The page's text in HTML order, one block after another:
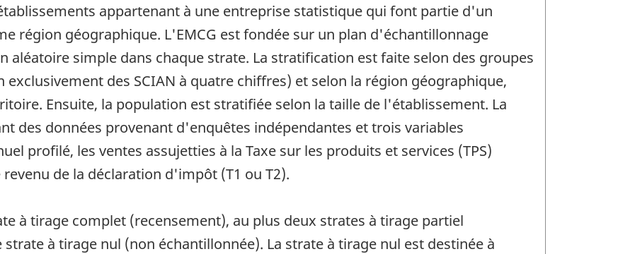
appartenant à une entreprise statistique qui font partie d'un
région géographique. L'EMCG est fondée sur un plan d'échantillonnage
aléatoire simple dans chaque strate. La stratification est faite selon des groupes
des SCIAN à quatre chiffres) et selon la région géographique,
Ensuite, la population est stratifiée selon la taille de l'établissement. La
des données provenant d'enquêtes indépendantes et trois variables
profilé, les ventes assujetties à la Taxe sur les produits et services (TPS)
de la déclaration d'impôt (T1 ou T2).
à tirage complet (recensement), au plus deux strates à tirage partiel
à tirage nul (non échantillonnée). La strate à tirage nul est destinée à